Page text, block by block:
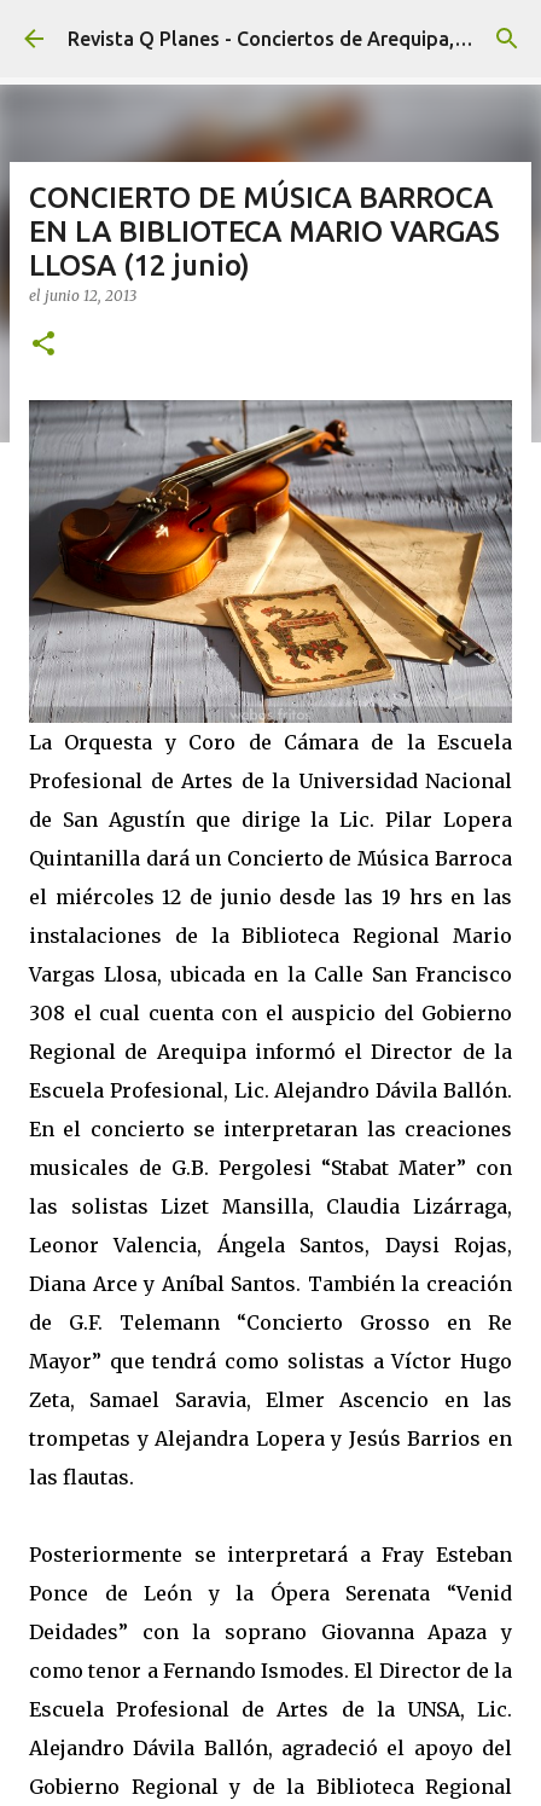
Ir al contenido principal Revista Q Planes - Conciertos de Arequipa, fiestas, eventos y Cultura
CONCIERTO DE MÚSICA BARROCA
EN LA BIBLIOTECA MARIO VARGAS
LLOSA (12 junio)
el junio 12, 2013
La Orquesta y Coro de Cámara de la Escuela
Profesional de Artes de la Universidad Nacional
de San Agustín que dirige la Lic. Pilar Lopera
Quintanilla dará un Concierto de Música Barroca
el miércoles 12 de junio desde las 19 hrs en las
instalaciones de la Biblioteca Regional Mario
Vargas Llosa, ubicada en la Calle San Francisco
308 el cual cuenta con el auspicio del Gobierno
Regional de Arequipa informó el Director de la
Escuela Profesional, Lic. Alejandro Dávila Ballón.
En el concierto se interpretaran las creaciones
musicales de G.B. Pergolesi “Stabat Mater” con
las solistas Lizet Mansilla, Claudia Lizárraga,
Leonor Valencia, Ángela Santos, Daysi Rojas,
Diana Arce y Aníbal Santos. También la creación
de G.F. Telemann “Concierto Grosso en Re
Mayor” que tendrá como solistas a Víctor Hugo
Zeta, Samael Saravia, Elmer Ascencio en las
trompetas y Alejandra Lopera y Jesús Barrios en
las flautas.
Posteriormente se interpretará a Fray Esteban
Ponce de León y la Ópera Serenata “Venid
Deidades” con la soprano Giovanna Apaza y
como tenor a Fernando Ismodes. El Director de la
Escuela Profesional de Artes de la UNSA, Lic.
Alejandro Dávila Ballón, agradeció el apoyo del
Gobierno Regional y de la Biblioteca Regional